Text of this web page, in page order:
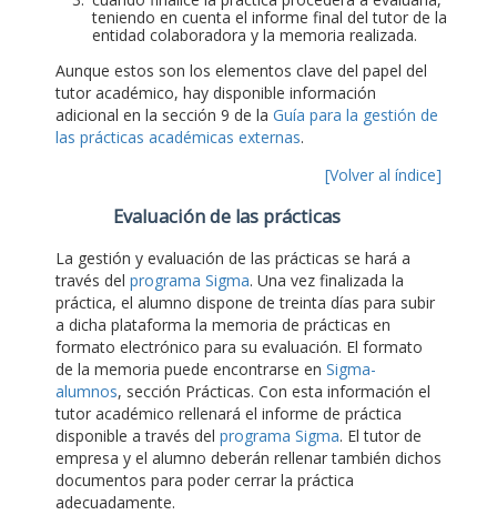
teniendo en cuenta el informe final del tutor de la
entidad colaboradora y la memoria realizada.
Aunque estos son los elementos clave del papel del
tutor académico, hay disponible información
adicional en la sección 9 de la Guía para la gestión de
las prácticas académicas externas.
[Volver al índice]
Evaluación de las prácticas
La gestión y evaluación de las prácticas se hará a
través del programa Sigma. Una vez finalizada la
práctica, el alumno dispone de treinta días para subir
a dicha plataforma la memoria de prácticas en
formato electrónico para su evaluación. El formato
de la memoria puede encontrarse en Sigma-
alumnos, sección Prácticas. Con esta información el
tutor académico rellenará el informe de práctica
disponible a través del programa Sigma. El tutor de
empresa y el alumno deberán rellenar también dichos
documentos para poder cerrar la práctica
adecuadamente.